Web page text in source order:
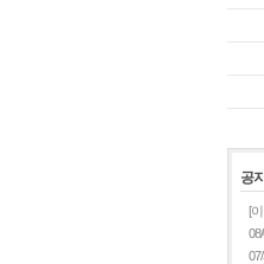
공
[